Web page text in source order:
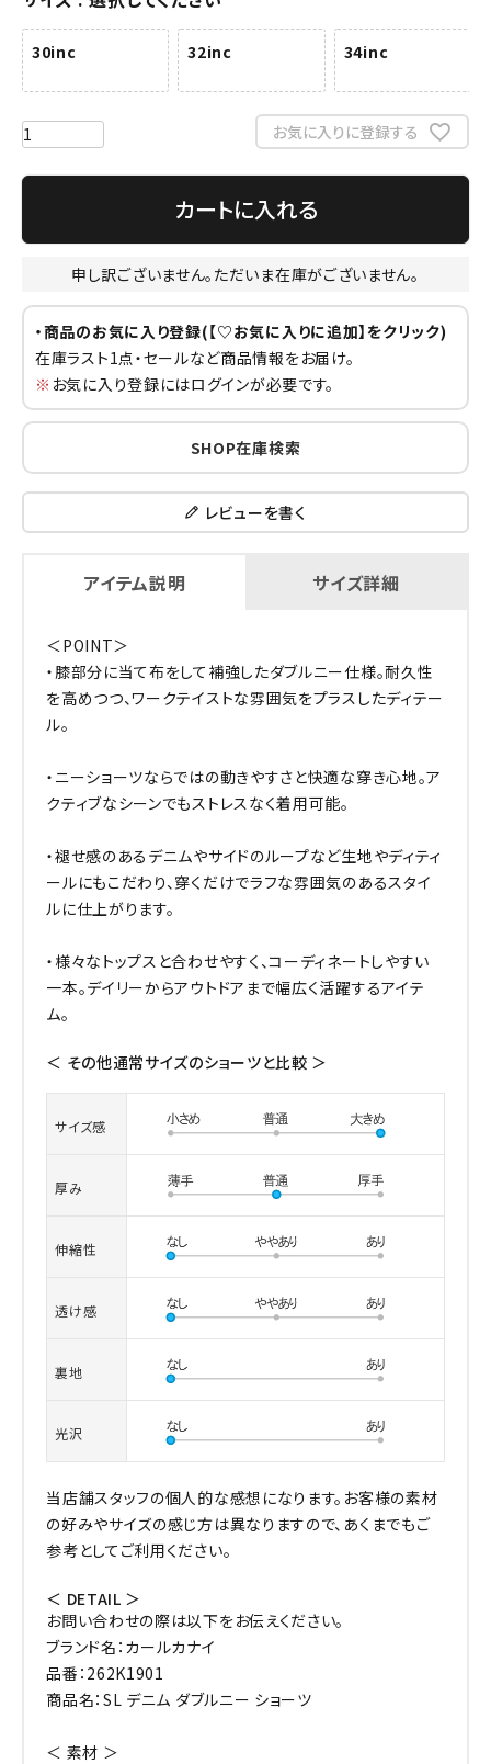
30inc 32inc 34inc
お気に入りに登録する
カートに入れる
申し訳ございません。ただいま在庫がございません。
・商品のお気に入り登録(【♡お気に入りに追加】をクリック)
在庫ラスト1点・セールなど商品情報をお届け。
※ お気に入り登録にはログインが必要です。
SHOP在庫検索
レビューを書く
アイテム説明 サイズ詳細
＜POINT＞
・膝部分に当て布をして補強したダブルニー仕様。耐久性
を高めつつ、ワークテイストな雰囲気をプラスしたディテー
ル。
・ニーショーツならではの動きやすさと快適な穿き心地。ア
クティブなシーンでもストレスなく着用可能。
・褪せ感のあるデニムやサイドのループなど生地やディティ
ールにもこだわり、穿くだけでラフな雰囲気のあるスタイ
ルに仕上がります。
・様々なトップスと合わせやすく、コーディネートしやすい
一本。デイリーからアウトドアまで幅広く活躍するアイテ
ム。
＜ その他通常サイズのショーツと比較 ＞
サイズ感
厚み
伸縮性
透け感
裏地
光沢
当店舗スタッフの個人的な感想になります。お客様の素材
の好みやサイズの感じ方は異なりますので、あくまでもご
参考としてご利用ください。
＜ DETAIL ＞
お問い合わせの際は以下をお伝えください。
ブランド名：カールカナイ
品番：262K1901
商品名：SL デニム ダブルニー ショーツ
＜ 素材 ＞